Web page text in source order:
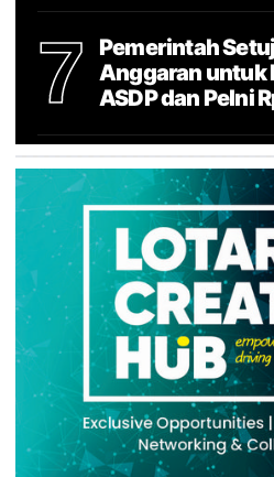
7
Pemerintah
Anggaran untuk
ASDP dan Pelni